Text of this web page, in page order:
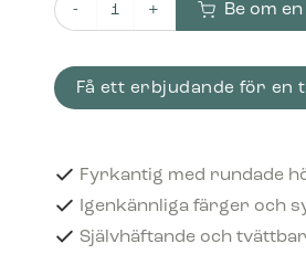
Piktogram Porcelain & China
Be om
Få ett erbjudande för en
Fyrkantig med rundade
Igenkännliga färger och
Självhäftande och tvättbar